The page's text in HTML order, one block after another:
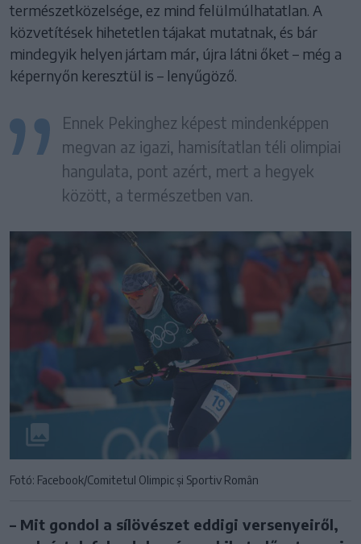
természetközelsége, ez mind felülmúlhatatlan. A
közvetítések hihetetlen tájakat mutatnak, és bár
mindegyik helyen jártam már, újra látni őket – még a
képernyőn keresztül is – lenyűgöző.
Ennek Pekinghez képest mindenképpen
megvan az igazi, hamisítatlan téli olimpiai
hangulata, pont azért, mert a hegyek
között, a természetben van.
Fotó: Facebook/Comitetul Olimpic și Sportiv Român
– Mit gondol a sílövészet eddigi versenyeiről,